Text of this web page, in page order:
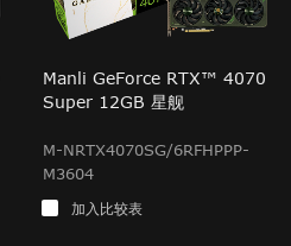
Manli GeForce RTX™ 4070
Super 12GB 星舰
M-NRTX4070SG/6RFHPPP-
M3604
加入比较表